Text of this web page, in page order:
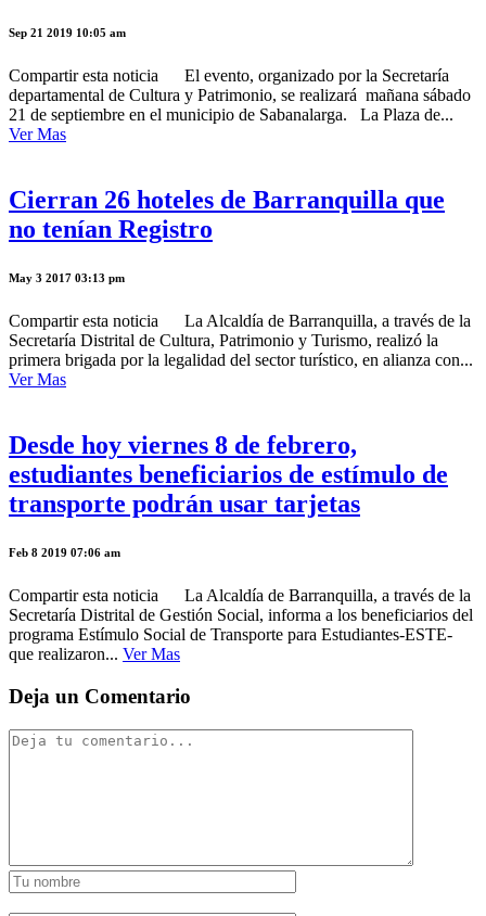
Sep 21 2019 10:05 am
Compartir esta noticia El evento, organizado por la Secretaría
departamental de Cultura y Patrimonio, se realizará mañana sábado
21 de septiembre en el municipio de Sabanalarga. La Plaza de...
Ver Mas
Cierran 26 hoteles de Barranquilla que
no tenían Registro
May 3 2017 03:13 pm
Compartir esta noticia La Alcaldía de Barranquilla, a través de la
Secretaría Distrital de Cultura, Patrimonio y Turismo, realizó la
primera brigada por la legalidad del sector turístico, en alianza con...
Ver Mas
Desde hoy viernes 8 de febrero,
estudiantes beneficiarios de estímulo de
transporte podrán usar tarjetas
Feb 8 2019 07:06 am
Compartir esta noticia La Alcaldía de Barranquilla, a través de la
Secretaría Distrital de Gestión Social, informa a los beneficiarios del
programa Estímulo Social de Transporte para Estudiantes-ESTE-
que realizaron... Ver Mas
Deja un Comentario